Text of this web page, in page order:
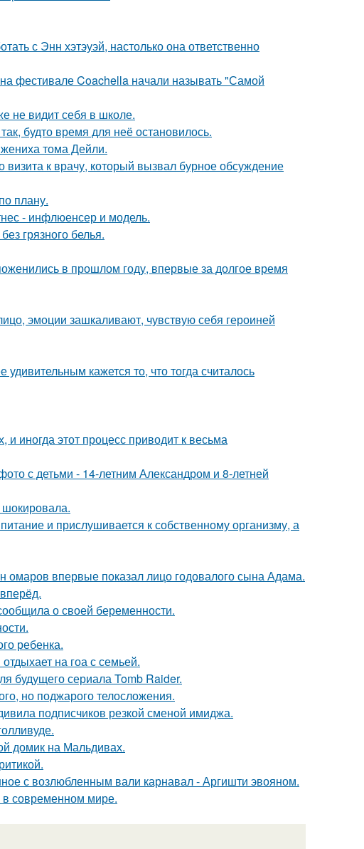
с Энн хэтэуэй, настолько она ответственно
фестивале Coachella начали называть "Самой
не видит себя в школе.
будто время для неё остановилось.
жениха тома Дейли.
к врачу, который вызвал бурное обсуждение
плану.
- инфлюенсер и модель.
грязного белья.
в прошлом году, впервые за долгое время
эмоции зашкаливают, чувствую себя героиней
кажется то, что тогда считалось
и иногда этот процесс приводит к весьма
с детьми - 14-летним Александром и 8-летней
и прислушивается к собственному организму, а
впервые показал лицо годовалого сына Адама.
о своей беременности.
ребенка.
на гоа с семьей.
будущего сериала Tomb Raider.
но поджарого телосложения.
подписчиков резкой сменой имиджа.
домик на Мальдивах.
с возлюбленным вали карнавал - Аргишти эвояном.
в современном мире.